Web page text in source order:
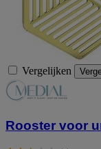
Vergelijken
Rooster voor